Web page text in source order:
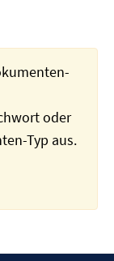
oder
Typ aus.